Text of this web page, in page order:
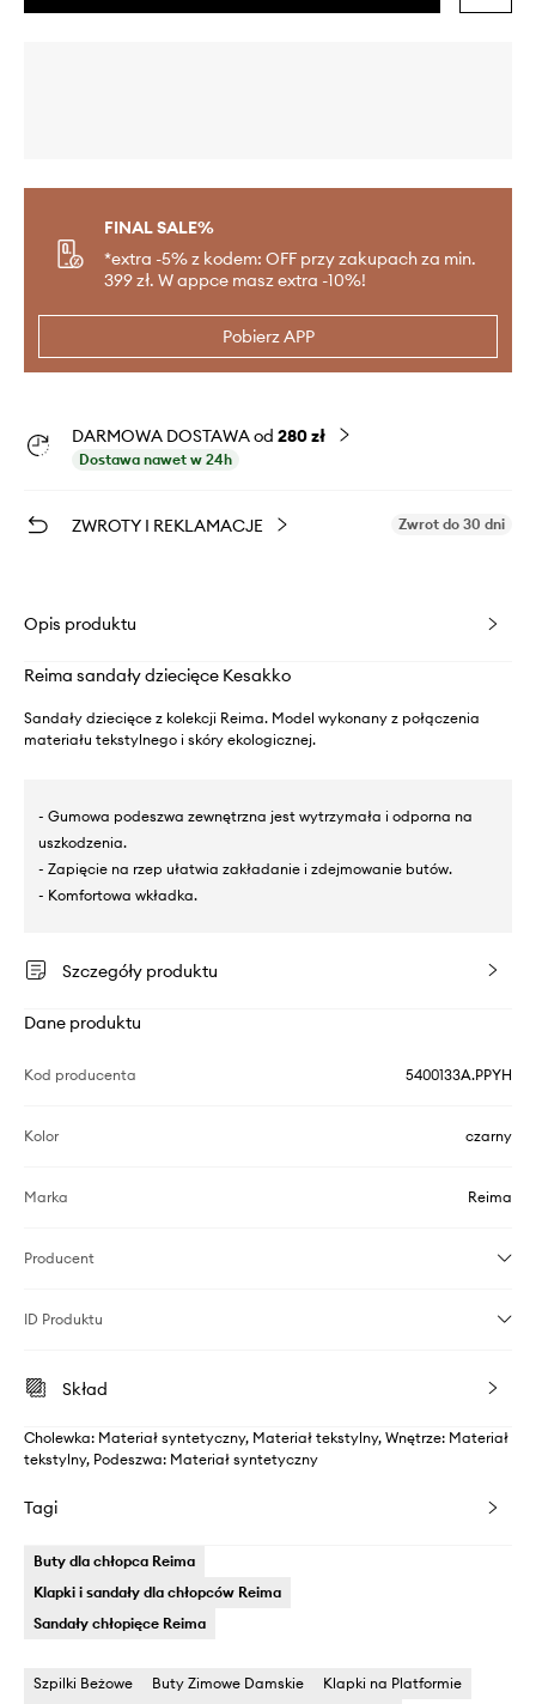
FINAL SALE%
*extra -5% z kodem: OFF przy zakupach za min.
399 zł. W appce masz extra -10%!
Pobierz APP
DARMOWA DOSTAWA od 280 zł
Dostawa nawet w 24h
ZWROTY I REKLAMACJE Zwrot do 30 dni
Opis produktu
Reima sandały dziecięce Kesakko
Sandały dziecięce z kolekcji Reima. Model wykonany z połączenia
materiału tekstylnego i skóry ekologicznej.
- Gumowa podeszwa zewnętrzna jest wytrzymała i odporna na
uszkodzenia.
- Zapięcie na rzep ułatwia zakładanie i zdejmowanie butów.
- Komfortowa wkładka.
Szczegóły produktu
Dane produktu
Kod producenta 5400133A.PPYH
Kolor czarny
Marka Reima
Producent
ID Produktu
Skład
Cholewka: Materiał syntetyczny, Materiał tekstylny, Wnętrze: Materiał
tekstylny, Podeszwa: Materiał syntetyczny
Tagi
Buty dla chłopca Reima
Klapki i sandały dla chłopców Reima
Sandały chłopięce Reima
Szpilki Beżowe Buty Zimowe Damskie Klapki na Platformie